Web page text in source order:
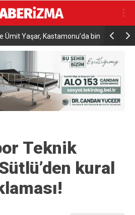
Kastamonu’da binlerce
gece yaşattı
Teknik
kural